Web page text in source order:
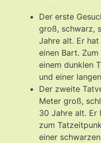
Der erste
groß, schwarz,
Jahre alt. Er
einen Bart.
einem dunklen
und einer
Der zweite
Meter groß,
30 Jahre alt. Er
zum
einer